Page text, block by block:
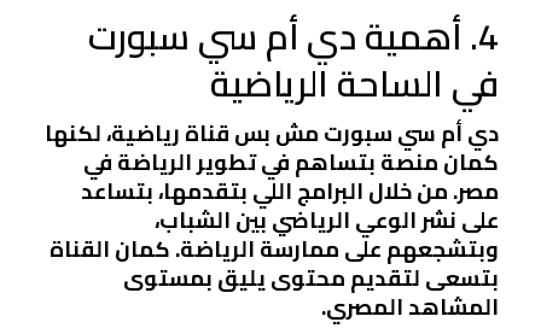
4. أهمية دي أم سي سبورت
في الساحة الرياضية
دي أم سي سبورت مش بس قناة رياضية، لكنها
كمان منصة بتساهم في تطوير الرياضة في
مصر. من خلال البرامج اللي بتقدمها، بتساعد
على نشر الوعي الرياضي بين الشباب،
وبتشجعهم على ممارسة الرياضة. كمان القناة
بتسعى لتقديم محتوى يليق بمستوى
المشاهد المصري.